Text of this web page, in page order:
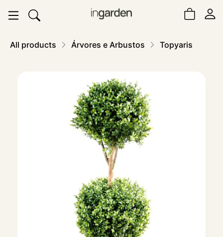
All products Árvores e Arbustos Topyaris